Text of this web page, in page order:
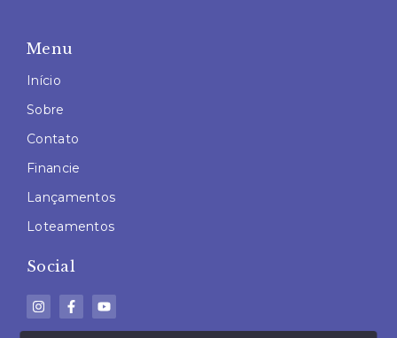
Menu
Início
Sobre
Contato
Financie
Lançamentos
Loteamentos
Social